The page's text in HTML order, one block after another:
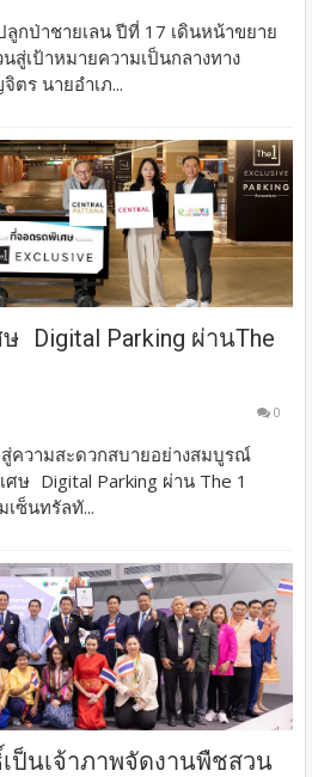
กป่าชายเลน ปีที่ 17 เดินหน้าขยาย
สู่เป้าหมายความเป็นกลางทาง
ตร นายอำเภ...
Digital Parking ผ่านThe
0
สู่ความสะดวกสบายอย่างสมบูรณ์
ษ Digital Parking ผ่าน The 1
ซ็นทรัลทั...
ป็นเจ้าภาพจัดงานพืชสวน